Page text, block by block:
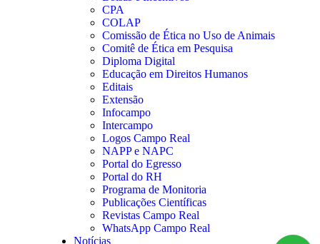
CPA
COLAP
Comissão de Ética no Uso de Animais
Comitê de Ética em Pesquisa
Diploma Digital
Educação em Direitos Humanos
Editais
Extensão
Infocampo
Intercampo
Logos Campo Real
NAPP e NAPC
Portal do Egresso
Portal do RH
Programa de Monitoria
Publicações Científicas
Revistas Campo Real
WhatsApp Campo Real
Notícias